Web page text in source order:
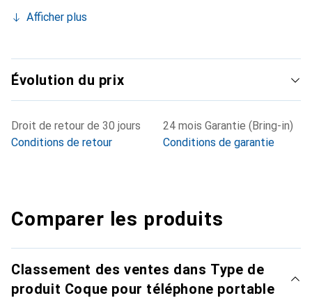
Afficher plus
Évolution du prix
Droit de retour de 30 jours
Conditions de retour
24 mois Garantie (Bring-in)
Conditions de garantie
Comparer les produits
Classement des ventes dans Type de
produit Coque pour téléphone portable